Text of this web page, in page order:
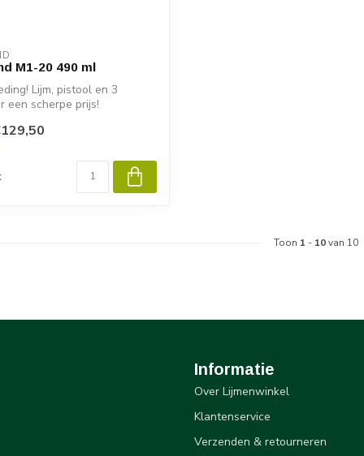
M1-20 490 ml
Lijm, pistool en 3
een scherpe prijs!
Toon 1 - 10van 10
Informatie
Over Lijmenwinkel
Klantenservice
Verzenden & retourneren